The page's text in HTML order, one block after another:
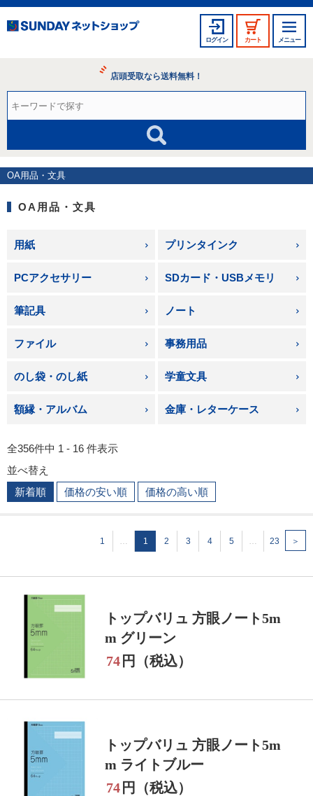
ログイン カート メニュー
店頭受取なら送料無料！
OA用品・文具
OA用品・文具
用紙 プリンタインク
PCアクセサリー SDカード・USBメモリ
筆記具 ノート
ファイル 事務用品
のし袋・のし紙 学童文具
額縁・アルバム 金庫・レターケース
全356件中 1 - 16 件表示
並べ替え
新着順
価格の安い順 価格の高い順
1 … 1 2 3 4 5 … 23 ＞
トップバリュ 方眼ノート5m
m グリーン
74 円（税込）
トップバリュ 方眼ノート5m
m ライトブルー
74 円（税込）